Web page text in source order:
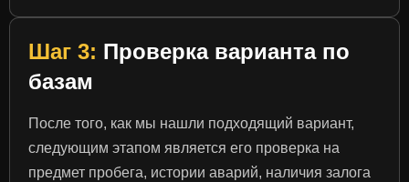
Шаг 3: Проверка варианта по
базам
После того, как мы нашли подходящий вариант,
следующим этапом является его проверка на
предмет пробега, истории аварий, наличия залога